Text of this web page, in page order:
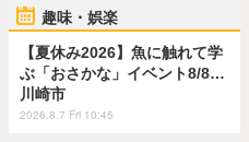
趣味・娯楽
【夏休み2026】魚に触れて学
ぶ「おさかな」イベント8/8…
川崎市
2026.8.7 Fri 10:45